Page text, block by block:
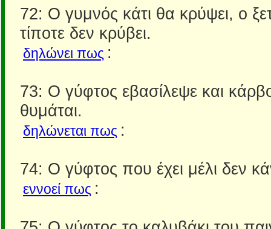
72: Ο γυμνός κάτι θα κρύψει, ο
τίποτε δεν κρύβει.
δηλώνει πως :
73: Ο γύφτος εβασίλεψε και
θυμάται.
δηλώνεται πως :
74: Ο γύφτος που έχει μέλι δεν
εννοεί πως :